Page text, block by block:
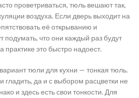
проветриваться, тюль вешают так,
воздуха. Если дверь выходит на
её открыванию и
подумать, что они каждый раз будут
практике это быстро надоест.
тюли для кухни — тонкая тюль.
гладить, да и с выбором расцветки не
и здесь есть свои тонкости. Для